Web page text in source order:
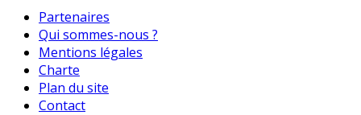
Partenaires
Qui sommes-nous ?
Mentions légales
Charte
Plan du site
Contact